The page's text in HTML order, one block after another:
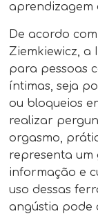
aprendizagem
De acordo
Ziemkiewicz, a
para pessoas
íntimas, seja
ou bloqueios
realizar
orgasmo,
representa um
informação e
uso dessas
angústia pode